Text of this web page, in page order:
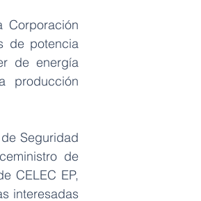
de potencia
de energía
producción
Seguridad
de
CELEC EP,
interesadas